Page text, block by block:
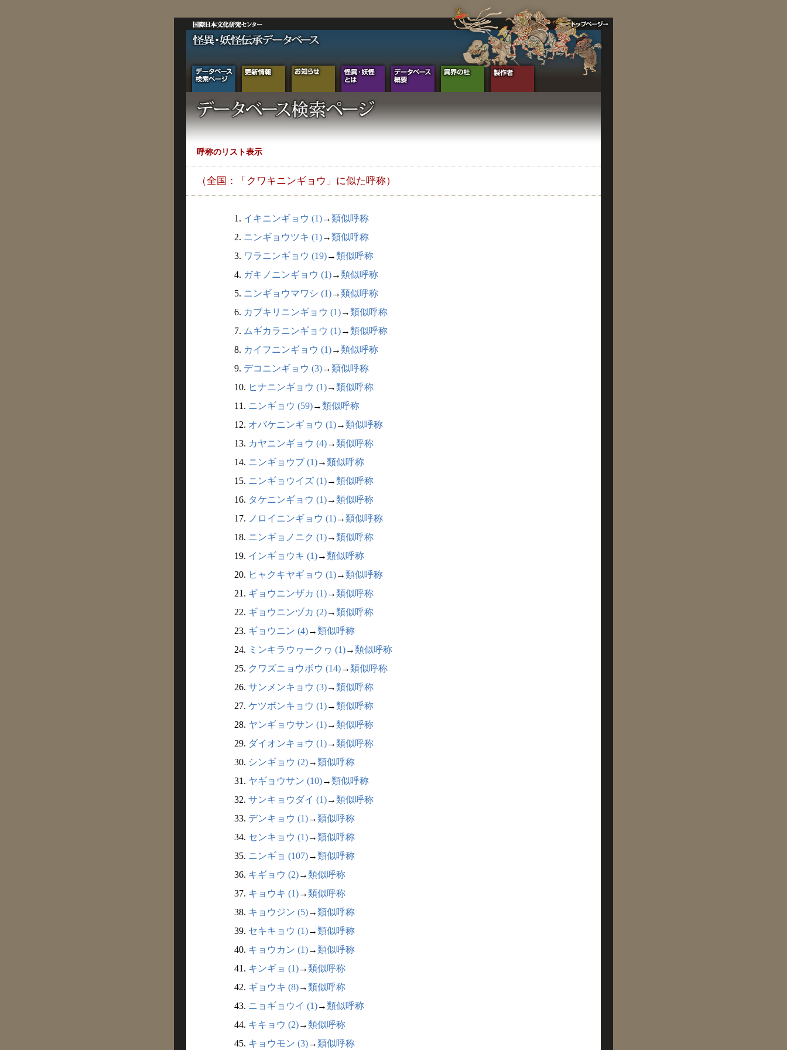
呼称のリスト表示
（全国：「クワキニンギョウ」に似た呼称）
1. イキニンギョウ (1)→類似呼称
2. ニンギョウツキ (1)→類似呼称
3. ワラニンギョウ (19)→類似呼称
4. ガキノニンギョウ (1)→類似呼称
5. ニンギョウマワシ (1)→類似呼称
6. カブキリニンギョウ (1)→類似呼称
7. ムギカラニンギョウ (1)→類似呼称
8. カイフニンギョウ (1)→類似呼称
9. デコニンギョウ (3)→類似呼称
10. ヒナニンギョウ (1)→類似呼称
11. ニンギョウ (59)→類似呼称
12. オバケニンギョウ (1)→類似呼称
13. カヤニンギョウ (4)→類似呼称
14. ニンギョウブ (1)→類似呼称
15. ニンギョウイズ (1)→類似呼称
16. タケニンギョウ (1)→類似呼称
17. ノロイニンギョウ (1)→類似呼称
18. ニンギョノニク (1)→類似呼称
19. インギョウキ (1)→類似呼称
20. ヒャクキヤギョウ (1)→類似呼称
21. ギョウニンザカ (1)→類似呼称
22. ギョウニンヅカ (2)→類似呼称
23. ギョウニン (4)→類似呼称
24. ミンキラウヮークヮ (1)→類似呼称
25. クワズニョウボウ (14)→類似呼称
26. サンメンキョウ (3)→類似呼称
27. ケツボンキョウ (1)→類似呼称
28. ヤンギョウサン (1)→類似呼称
29. ダイオンキョウ (1)→類似呼称
30. シンギョウ (2)→類似呼称
31. ヤギョウサン (10)→類似呼称
32. サンキョウダイ (1)→類似呼称
33. デンキョウ (1)→類似呼称
34. センキョウ (1)→類似呼称
35. ニンギョ (107)→類似呼称
36. キギョウ (2)→類似呼称
37. キョウキ (1)→類似呼称
38. キョウジン (5)→類似呼称
39. セキキョウ (1)→類似呼称
40. キョウカン (1)→類似呼称
41. キンギョ (1)→類似呼称
42. ギョウキ (8)→類似呼称
43. ニョギョウイ (1)→類似呼称
44. キキョウ (2)→類似呼称
45. キョウモン (3)→類似呼称